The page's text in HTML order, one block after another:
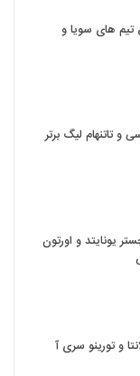
تیم های سویا و
و تاتنهام لیگ برتر
یونایتد و اورتون
و تورینو سری آ